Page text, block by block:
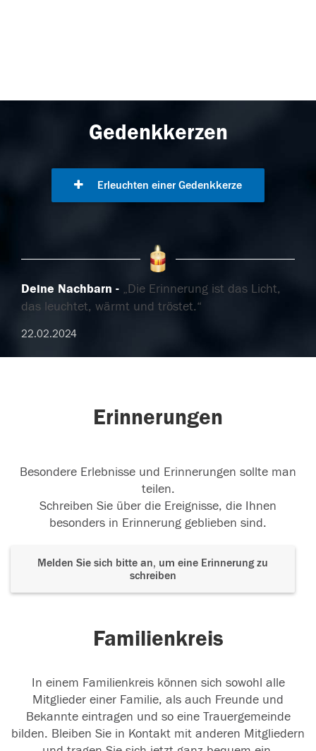
Gedenkkerzen
Erleuchten einer Gedenkkerze
Deine Nachbarn
„Die Erinnerung ist das Licht,
das leuchtet, wärmt und tröstet.“
22.02.2024
Erinnerungen
Besondere Erlebnisse und Erinnerungen sollte man
teilen.
Schreiben Sie über die Ereignisse, die Ihnen
besonders in Erinnerung geblieben sind.
Melden Sie sich bitte an, um eine Erinnerung zu
schreiben
Familienkreis
In einem Familienkreis können sich sowohl alle
Mitglieder einer Familie, als auch Freunde und
Bekannte eintragen und so eine Trauergemeinde
bilden. Bleiben Sie in Kontakt mit anderen Mitgliedern